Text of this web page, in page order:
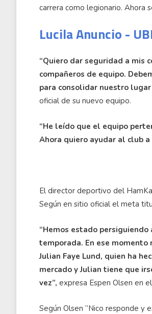
carrera como legionario. Ahora
Lucila Anuncio -
“Quiero dar seguridad a mis
compañeros de equipo.
para consolidar nuestro
oficial de su nuevo equipo.
“He leído que el equipo
Ahora quiero ayudar al club
El director deportivo del
Según en sitio oficial el meta
“Hemos estado
temporada. En ese momento
Julian Faye Lund, quien ha
mercado y Julian tiene que
vez”, expresa Espen Olsen en
Según Olsen “Nico responde y